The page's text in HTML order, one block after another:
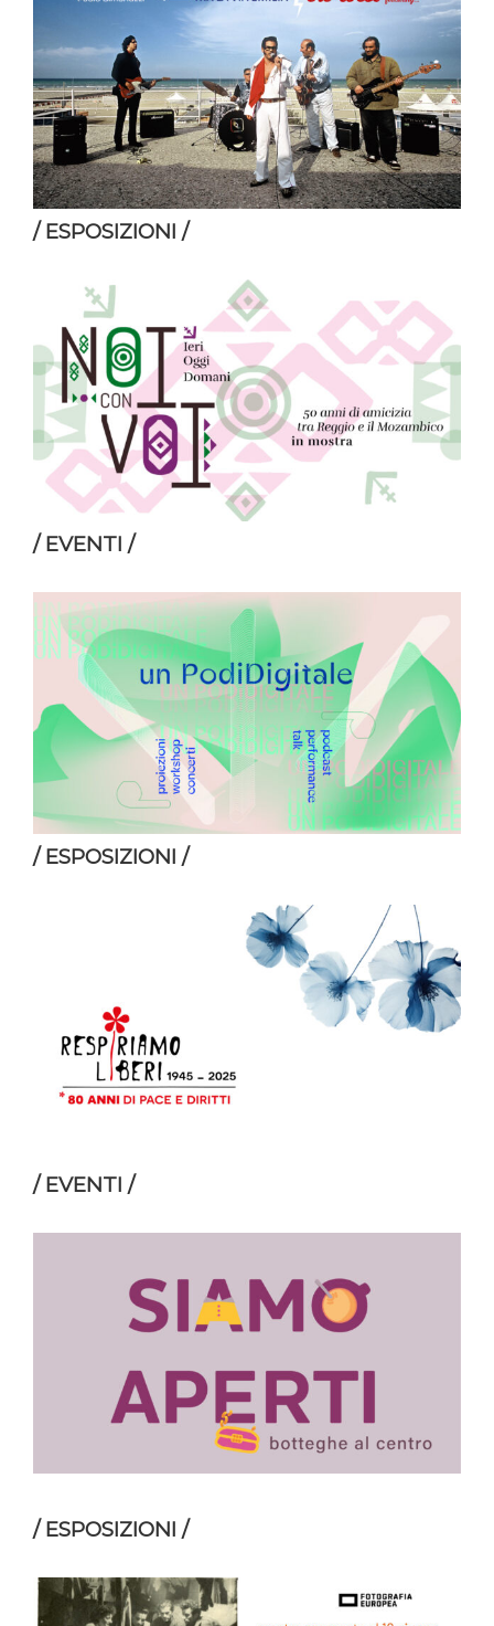
/ ESPOSIZIONI /
/ EVENTI /
/ ESPOSIZIONI /
/ EVENTI /
/ ESPOSIZIONI /